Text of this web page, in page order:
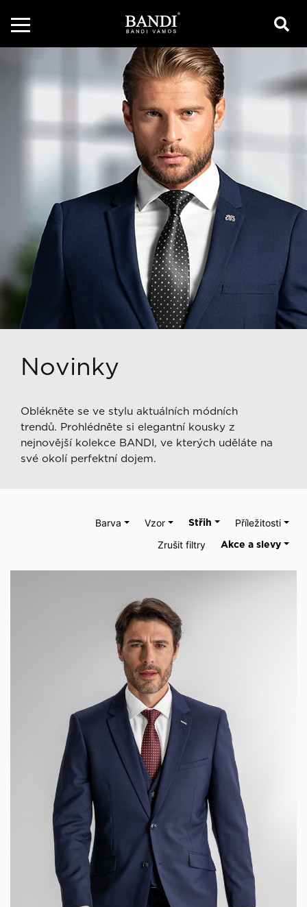
Novinky
Oblékněte se ve stylu aktuálních módních
trendů. Prohlédněte si elegantní kousky z
nejnovější kolekce BANDI, ve kterých uděláte na
své okolí perfektní dojem.
Příležitosti
Střih
Vzor
Barva
Akce a slevy
Zrušit filtry